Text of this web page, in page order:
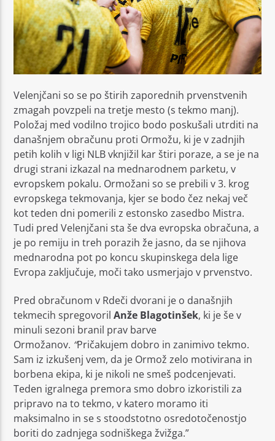
Velenjčani so se po štirih zaporednih prvenstvenih
zmagah povzpeli na tretje mesto (s tekmo manj).
Položaj med vodilno trojico bodo poskušali utrditi na
današnjem obračunu proti Ormožu, ki je v zadnjih
petih kolih v ligi NLB vknjižil kar štiri poraze, a se je na
drugi strani izkazal na mednarodnem parketu, v
evropskem pokalu. Ormožani so se prebili v 3. krog
evropskega tekmovanja, kjer se bodo čez nekaj več
kot teden dni pomerili z estonsko zasedbo Mistra.
Tudi pred Velenjčani sta še dva evropska obračuna, a
je po remiju in treh porazih že jasno, da se njihova
mednarodna pot po koncu skupinskega dela lige
Evropa zaključuje, moči tako usmerjajo v prvenstvo.
Pred obračunom v Rdeči dvorani je o današnjih
tekmecih spregovorilAnže Blagotinšek, ki je še v
minuli sezoni branil prav barve
Ormožanov. “Pričakujem dobro in zanimivo tekmo.
Sam iz izkušenj vem, da je Ormož zelo motivirana in
borbena ekipa, ki je nikoli ne smeš podcenjevati.
Teden igralnega premora smo dobro izkoristili za
pripravo na to tekmo, v katero moramo iti
maksimalno in se s stoodstotno osredotočenostjo
boriti do zadnjega sodniškega žvižga.”